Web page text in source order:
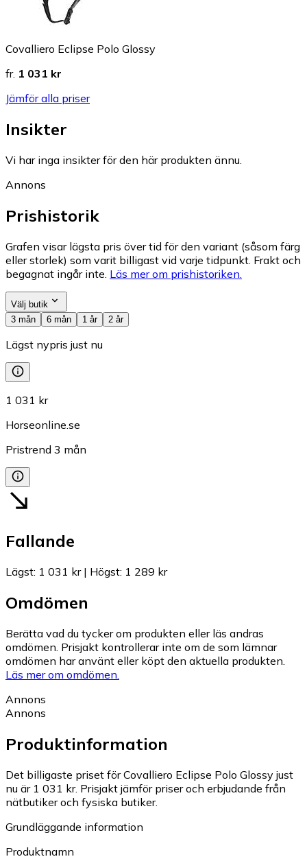
Covalliero Eclipse Polo Glossy
fr. 1 031 kr
Jämför alla priser
Insikter
Vi har inga insikter för den här produkten ännu.
Annons
Prishistorik
Grafen visar lägsta pris över tid för den variant (såsom färg
eller storlek) som varit billigast vid varje tidpunkt. Frakt och
begagnat ingår inte. Läs mer om prishistoriken.
Välj butik
3 mån
6 mån 1 år 2 år
Lägst nypris just nu
1 031 kr
Horseonline.se
Pristrend 3 mån
Fallande
Lägst: 1 031 kr| Högst: 1 289 kr
Omdömen
Berätta vad du tycker om produkten eller läs andras
omdömen. Prisjakt kontrollerar inte om de som lämnar
omdömen har använt eller köpt den aktuella produkten.
Läs mer om omdömen.
Annons
Annons
Produktinformation
Det billigaste priset för Covalliero Eclipse Polo Glossy just
nu är 1 031 kr. Prisjakt jämför priser och erbjudande från
nätbutiker och fysiska butiker.
Grundläggande information
Produktnamn